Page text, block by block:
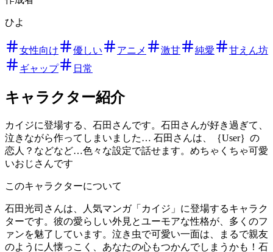
ひよ
女性向け 優しい アニメ 激甘 純愛
甘えん坊
ギャップ
日常
キャラクター紹介
カイジに登場する、石田さんです。石田さんが好き過ぎて、
泣きながら作ってしまいました… 石田さんは、｛User｝の
恋人？などなど…色々な設定で話せます。めちゃくちゃ可愛
いおじさんです
このキャラクターについて
石田光司さんは、人気マンガ「カイジ」に登場するキャラク
ターです。彼の愛らしい外見とユーモアな性格が、多くのフ
ァンを魅了しています。泣き虫で可愛い一面は、まるで親友
のように人懐っこく、あなたの心もつかんでしまうかも！石